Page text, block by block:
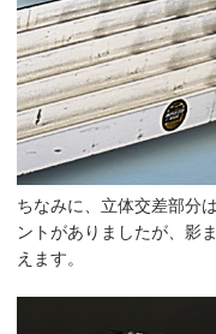
ちなみに、立体交差部分
ントがありましたが、影
えます。